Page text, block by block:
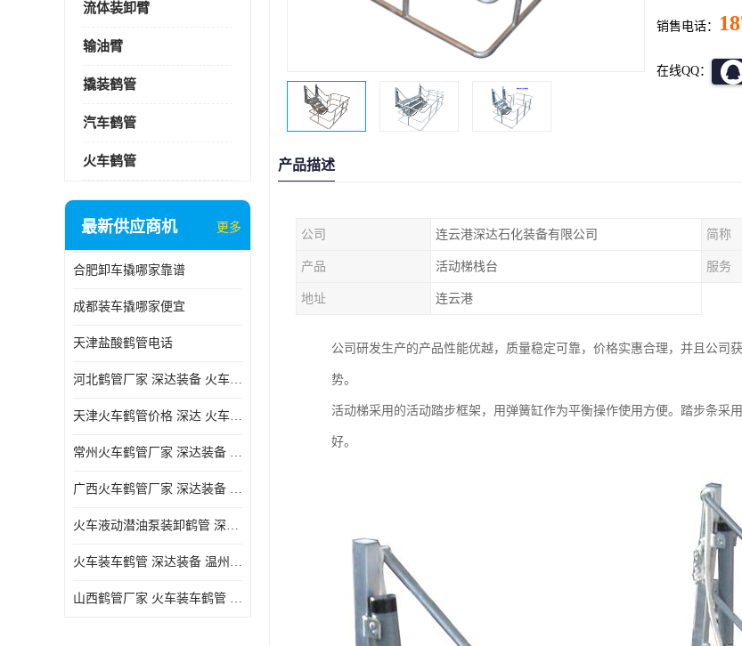
流体装卸臂
输油臂
撬装鹤管
汽车鹤管
火车鹤管
最新供应商机 更多
合肥卸车撬哪家靠谱
成都装车撬哪家便宜
天津盐酸鹤管电话
河北鹤管厂家 深达装备 火车液动潜油泵装卸鹤管
天津火车鹤管价格 深达 火车鹤管系列
常州火车鹤管厂家 深达装备 火车鹤管系列
广西火车鹤管厂家 深达装备 火车鹤管系列
火车液动潜油泵装卸鹤管 深达装备 安徽火车鹤管厂家
火车装车鹤管 深达装备 温州鹤管价格
山西鹤管厂家 火车装车鹤管 深达
销售电话：
在线QQ：
产品描述
公司 连云港深达石化装备有限公司 简称
产品 活动梯栈台 服务
地址 连云港
公司研发生产的产品性能优越，质量稳定可靠，价格实惠合理，并且公司
势。
活动梯采用的活动踏步框架，用弹簧缸作为平衡操作使用方便。踏步条采
好。